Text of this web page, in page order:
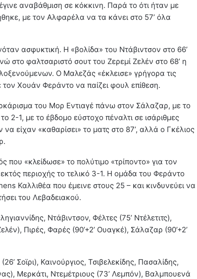
αναβάθμιση σε κόκκινη. Παρά το ότι ήταν με
με τον Αλφαρέλα να τα κάνει στο 57’ όλα
ασφυκτική. Η «βολίδα» του Ντάβιντσον στο 66’
στο φαλτσαριστό σουτ του Ζερεμί Ζελέν στο 68’ η
Ο Μαλεζάς «έκλεισε» γρήγορα τις
Χουάν Φεράντο να παίζει φουλ επίθεση.
του Μορ Εντιαγέ πάνω στον Σάλαζαρ, με το
2-1, με το έβδομο εύστοχο πέναλτι σε ισάριθμες
είχαν «καθαρίσει» το ματς στο 87’, αλλά ο Γκέλιος
που «κλείδωσε» το πολύτιμο «τρίποντο» για τον
περιοχής το τελικό 3-1. Η ομάδα του Φεράντο
Καλλιθέα που έμεινε στους 25 – και κινδυνεύει να
του Λεβαδειακού.
Ντάβιντσον, Φέλτες (75’ Ντέλετιτς),
Πιρές, Φαρές (90’+2’ Ουαγκέ), Σάλαζαρ (90’+2’
Σοϊρι), Καινούργιος, Τσιβελεκίδης, Πασαλίδης,
Μερκάτι, Ντεμέτριους (73’ Λεμπόν), Βαλμπουενά